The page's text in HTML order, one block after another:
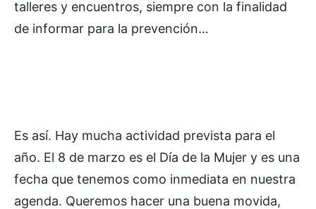
talleres y encuentros, siempre con la finalidad
de informar para la prevención…
Es así. Hay mucha actividad prevista para el
año. El 8 de marzo es el Día de la Mujer y es una
fecha que tenemos como inmediata en nuestra
agenda. Queremos hacer una buena movida,